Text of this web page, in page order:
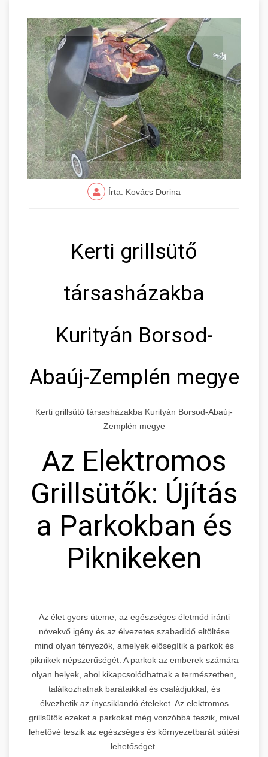
Írta: Kovács Dorina
Kerti grillsütő
társasházakba
Kurityán Borsod-
Abaúj-Zemplén megye
Kerti grillsütő társasházakba Kurityán Borsod-Abaúj-
Zemplén megye
Az Elektromos
Grillsütők: Újítás
a Parkokban és
Piknikeken
Az élet gyors üteme, az egészséges életmód iránti
növekvő igény és az élvezetes szabadidő eltöltése
mind olyan tényezők, amelyek elősegítik a parkok és
piknikek népszerűségét. A parkok az emberek számára
olyan helyek, ahol kikapcsolódhatnak a természetben,
találkozhatnak barátaikkal és családjukkal, és
élvezhetik az ínycsiklandó ételeket. Az elektromos
grillsütők ezeket a parkokat még vonzóbbá teszik, mivel
lehetővé teszik az egészséges és környezetbarát sütési
lehetőséget.